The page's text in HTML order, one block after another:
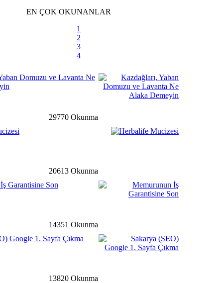
Yardımına Dönüşüyor
detay ›
El-Bab’a mektup
detay ›
detay ›
EN ÇOK OKUNANLAR
1
2
3
4
Domuzu ve Lavanta Ne
29770 Okunma
20613 Okunma
Garantisine Son
14351 Okunma
Google 1. Sayfa Çıkma
13820 Okunma